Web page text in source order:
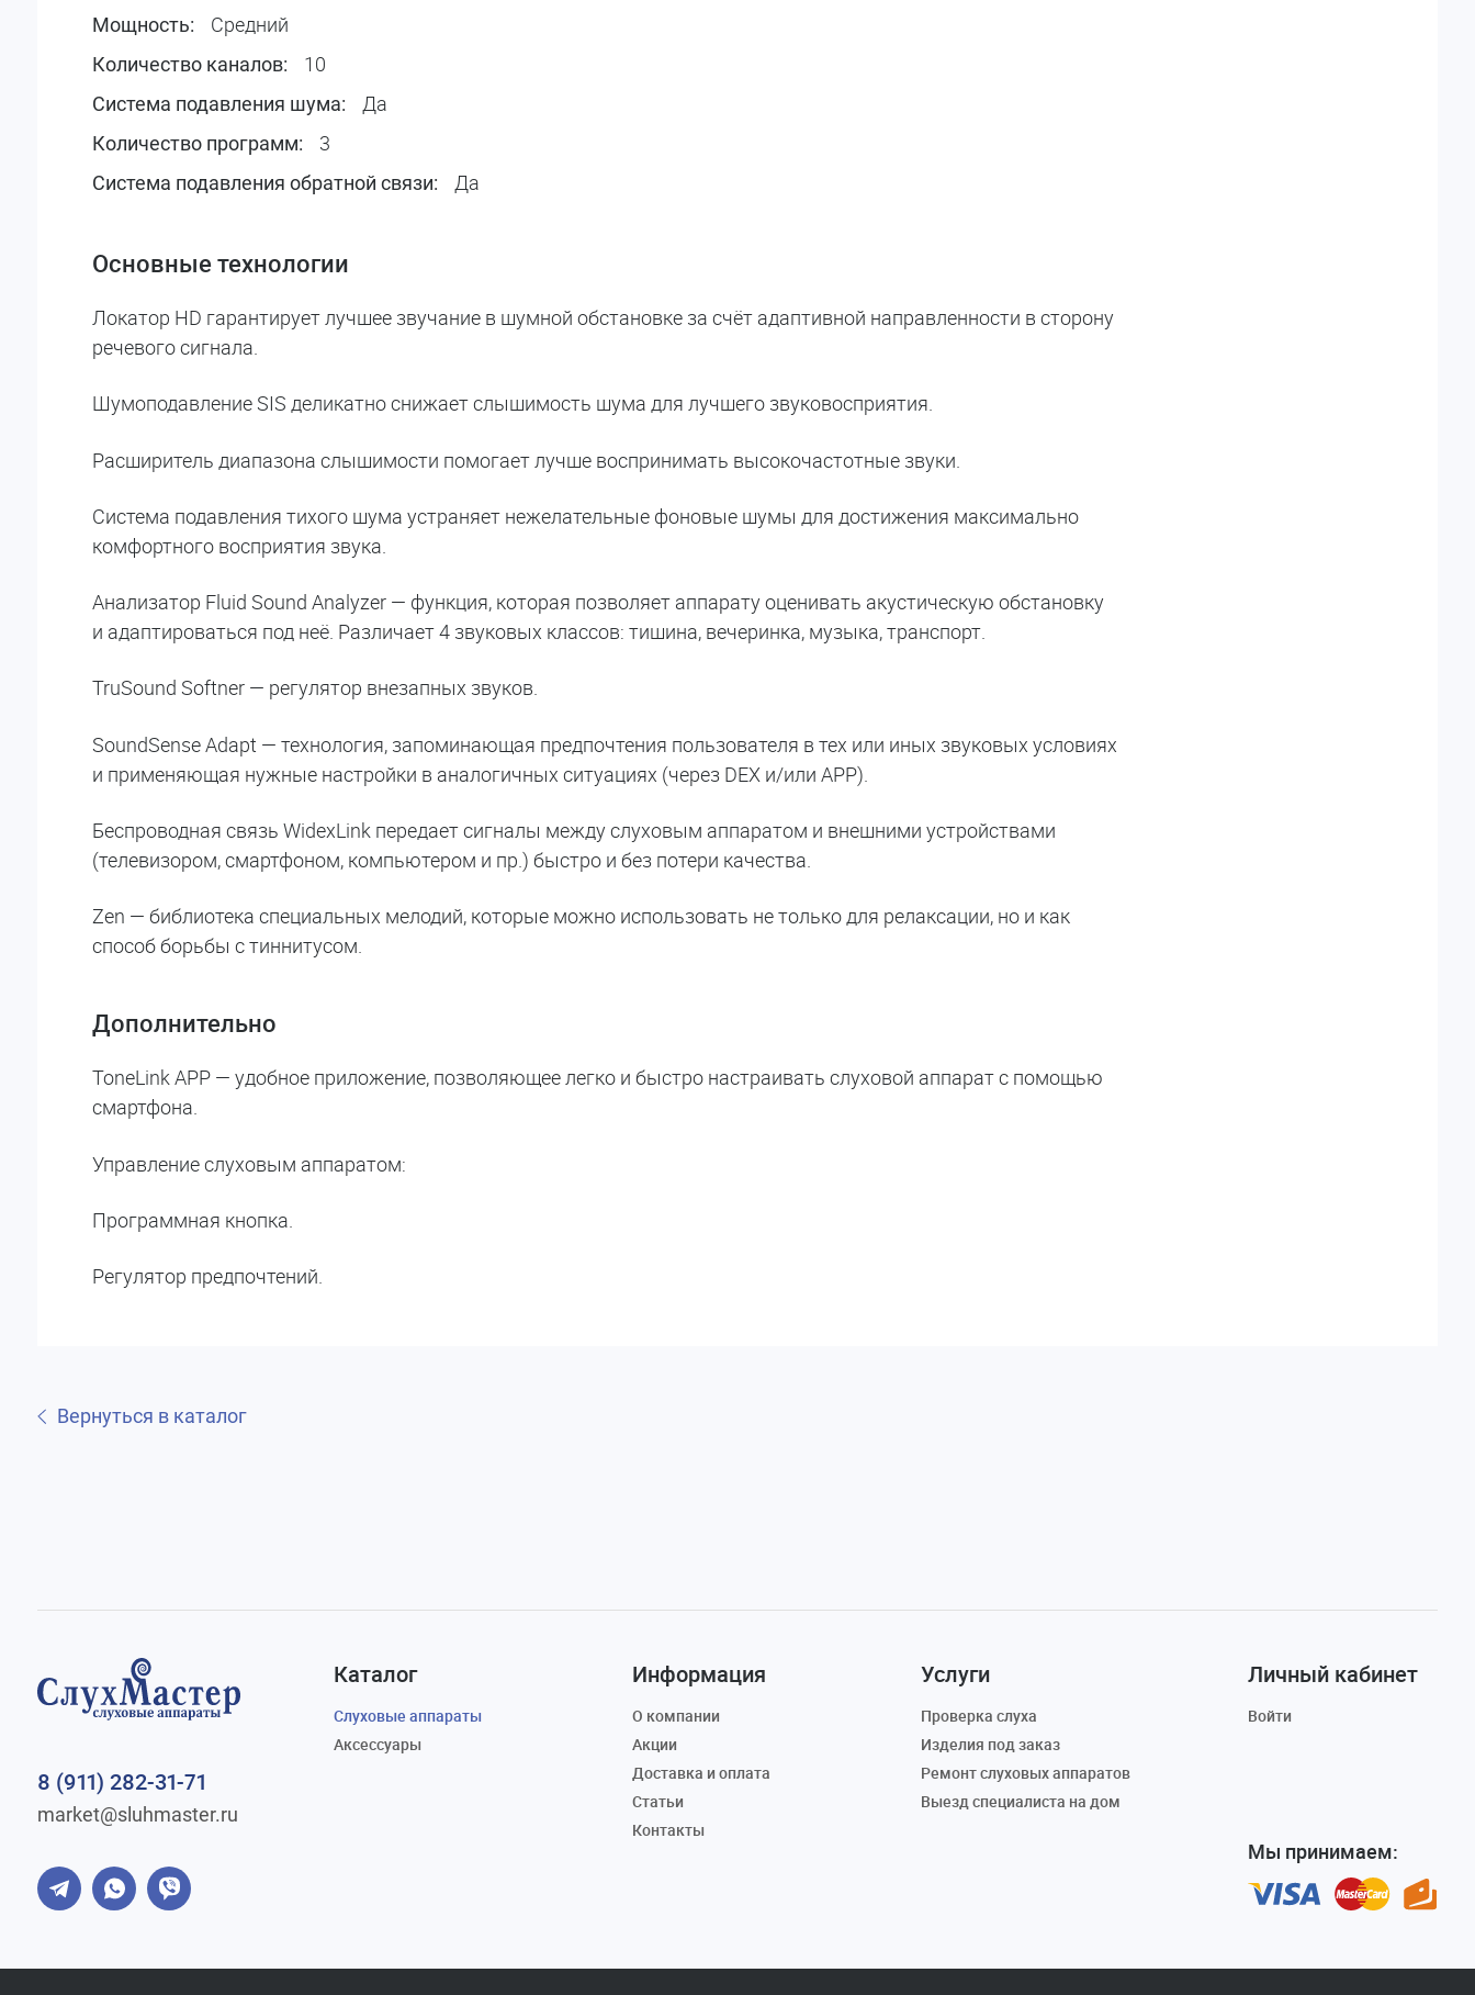
Мощность: Средний
Количество каналов: 10
Система подавления шума: Да
Количество программ: 3
Система подавления обратной связи: Да
Основные технологии
Локатор HD гарантирует лучшее звучание в шумной обстановке за счёт адаптивной направленности в сторону
речевого сигнала.
Шумоподавление SIS деликатно снижает слышимость шума для лучшего звуковосприятия.
Расширитель диапазона слышимости помогает лучше воспринимать высокочастотные звуки.
Система подавления тихого шума устраняет нежелательные фоновые шумы для достижения максимально
комфортного восприятия звука.
Анализатор Fluid Sound Analyzer — функция, которая позволяет аппарату оценивать акустическую обстановку
и адаптироваться под неё. Различает 4 звуковых классов: тишина, вечеринка, музыка, транспорт.
TruSound Softner — регулятор внезапных звуков.
SoundSense Adapt — технология, запоминающая предпочтения пользователя в тех или иных звуковых условиях
и применяющая нужные настройки в аналогичных ситуациях (через DEX и/или АРР).
Беспроводная связь WidexLink передает сигналы между слуховым аппаратом и внешними устройствами
(телевизором, смартфоном, компьютером и пр.) быстро и без потери качества.
Zen — библиотека специальных мелодий, которые можно использовать не только для релаксации, но и как
способ борьбы с тиннитусом.
Дополнительно
ToneLink APP — удобное приложение, позволяющее легко и быстро настраивать слуховой аппарат с помощью
смартфона.
Управление слуховым аппаратом:
Программная кнопка.
Регулятор предпочтений.
Вернуться в каталог
8 (911) 282-31-71
market@sluhmaster.ru
Каталог
Слуховые аппараты
Аксессуары
Информация
О компании
Акции
Доставка и оплата
Статьи
Контакты
Услуги
Проверка слуха
Изделия под заказ
Ремонт слуховых аппаратов
Выезд специалиста на дом
Личный кабинет
Войти
Мы принимаем: